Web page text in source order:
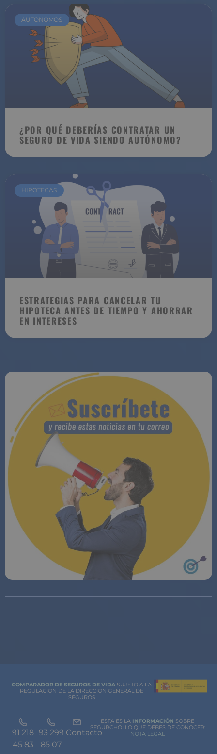
AUTÓNOMOS
¿POR QUÉ DEBERÍAS CONTRATAR UN
SEGURO DE VIDA SIENDO AUTÓNOMO?
HIPOTECAS
ESTRATEGIAS PARA CANCELAR TU
HIPOTECA ANTES DE TIEMPO Y AHORRAR
EN INTERESES
COMPARADOR DE SEGUROS DE VIDA SUJETO A LA
REGULACIÓN DE LA DIRECCIÓN GENERAL DE
SEGUROS
ESTA ES LA INFORMACIÓN SOBRE
SEGURCHOLLO QUE DEBES DE CONOCER:
NOTA LEGAL
91 218
45 83
93 299
85 07
Contacto